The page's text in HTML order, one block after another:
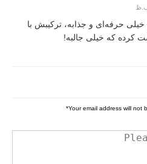
حرفه‌ای و جذابه، ترکیبش با
کرده که خیلی جالبه!
Your email address will not
*